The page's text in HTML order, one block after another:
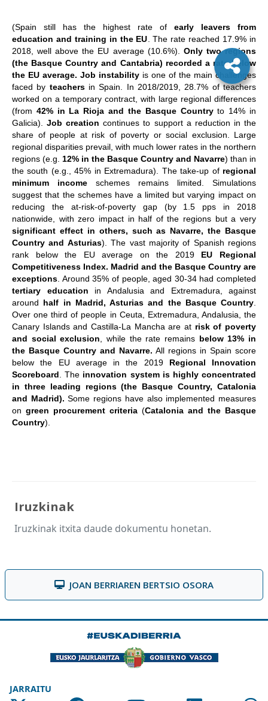
(Spain still has the highest rate of early leavers from
education and training in the EU . The rate reached 17.9% in
2018, well above the EU average (10.6%). Only two regions
(the Basque Country and Cantabria) recorded a rate below
the EU average. Job instability is one of the main challenges
faced by teachersin Spain. In 2018/2019, 28.7% of teachers
worked on a temporary contract, with large regional differences
(from 42% in La Rioja and the Basque Countryto 14% in
Galicia).Job creation continues to support a reduction in the
share of people at risk of poverty or social exclusion. Large
regional disparities prevail, with much lower rates in the northern
regions (e.g. 12% in the Basque Country and Navarre) than in
the south (e.g., 45% in Extremadura). The take-up of regional
minimum income schemes remains limited. Simulations
suggest that the schemes have a limited but varying impact on
reducing the at-risk-of-poverty gap (by 1.5 pps in 2018
nationwide, with zero impact in half of the regions but a very
significant effect in others, such as Navarre, the Basque
Country and Asturias). The vast majority of Spanish regions
rank below the EU average on the 2019 EU Regional
Competitiveness Index. Madrid and the Basque Country are
exceptions . Around 35% of people, aged 30-34 had completed
tertiary education in Andalusia and Extremadura, against
around half in Madrid, Asturias and the Basque Country
Over one third of people in Ceuta, Extremadura, Andalusia, the
Canary Islands and Castilla-La Mancha are at risk of poverty
and social exclusion , while the rate remains below 13% in
the Basque Country and Navarre.All regions in Spain score
below the EU average in the 2019 Regional Innovation
Scoreboard . The innovation system is highly concentrated
in three leading regions (the Basque Country, Catalonia
and Madrid).Some regions have also implemented measures
on green procurement criteria (Catalonia and the Basque
Country).
Iruzkinak
Iruzkinak itxita daude dokumentu honetan.
JOAN BERRIAREN BERTSIO OSORA
JARRAITU